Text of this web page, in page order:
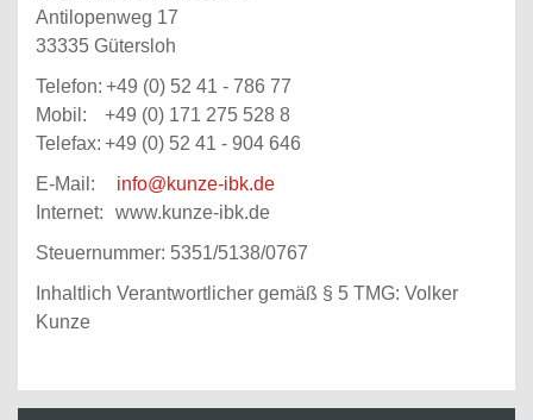
Antilopenweg 17
33335 Gütersloh
Telefon: +49 (0) 52 41 - 786 77
Mobil:
+49 (0) 171 275 528 8
Telefax: +49 (0) 52 41 - 904 646
E-Mail:
info@kunze-ibk.de
Internet:
www.kunze-ibk.de
Steuernummer: 5351/5138/0767
Inhaltlich Verantwortlicher gemäß § 5 TMG: Volker
Kunze